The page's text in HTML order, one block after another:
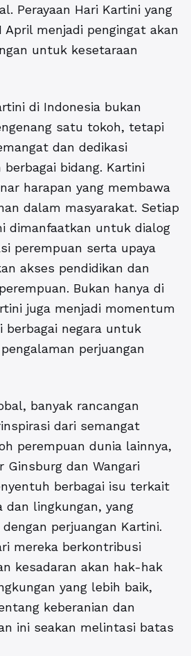
Perayaan Hari Kartini yang
April menjadi pengingat akan
untuk kesetaraan
di Indonesia bukan
satu tokoh, tetapi
dan dedikasi
bidang. Kartini
harapan yang membawa
dalam masyarakat. Setiap
dimanfaatkan untuk dialog
perempuan serta upaya
akses pendidikan dan
Bukan hanya di
juga menjadi momentum
berbagai negara untuk
perjuangan
banyak rancangan
dari semangat
perempuan dunia lainnya,
Ginsburg dan Wangari
berbagai isu terkait
dan lingkungan, yang
perjuangan Kartini.
mereka berkontribusi
kesadaran akan hak-hak
yang lebih baik,
keberanian dan
ini seakan melintasi batas